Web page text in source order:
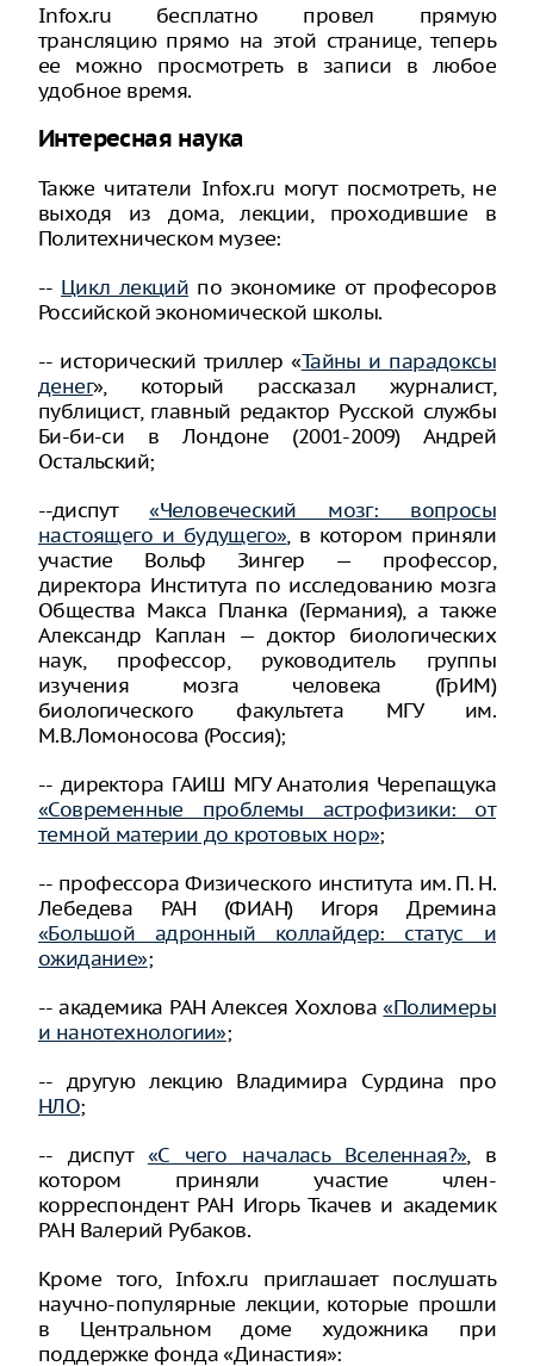
Infox.ru бесплатно провел прямую
трансляцию прямо на этой странице, теперь
ее можно просмотреть в записи в любое
удобное время.
Интересная наука
Также читатели Infox.ru могут посмотреть, не
выходя из дома, лекции, проходившие в
Политехническом музее:
-- Цикл лекций по экономике от професоров
Российской экономической школы.
-- исторический триллер «Тайны и парадоксы
денег», который рассказал журналист,
публицист, главный редактор Русской службы
Би-би-си в Лондоне (2001-2009) Андрей
Остальский;
--диспут«Человеческий мозг: вопросы
настоящего и будущего», в котором приняли
участие Вольф Зингер — профессор,
директора Института по исследованию мозга
Общества Макса Планка (Германия), а также
Александр Каплан — доктор биологических
наук, профессор, руководитель группы
изучения мозга человека (ГрИМ)
биологического факультета МГУ им.
М.В.Ломоносова (Россия);
-- директора ГАИШ МГУ Анатолия Черепащука
«Современные проблемы астрофизики: от
темной материи до кротовых нор»;
-- профессора Физического института им. П. Н.
Лебедева РАН (ФИАН) Игоря Дремина
«Большой адронный коллайдер: статус и
ожидание»;
-- академика РАН Алексея Хохлова«Полимеры
и нанотехнологии»;
-- другую лекцию Владимира Сурдина про
НЛО;
-- диспут «С чего началась Вселенная?», в
котором приняли участие член-
корреспондент РАН Игорь Ткачев и академик
РАН Валерий Рубаков.
Кроме того, Infox.ru приглашает послушать
научно-популярные лекции, которые прошли
в Центральном доме художника при
поддержке фонда «Династия»: